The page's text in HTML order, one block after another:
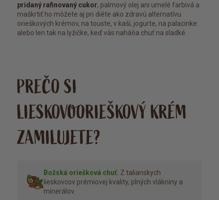
pridaný rafinovaný cukor, palmový olej ani umelé farbivá a
maškrtiť ho môžete aj pri diéte ako zdravú alternatívu
orieškových krémov, na touste, v kaši, jogurte, na palacinke
alebo len tak na lyžičke, keď vás naháňa chuť na sladké.
PREČO SI
LIESKOVOORIEŠKOVÝ KRÉM
ZAMILUJETE?
Božská oriešková chuť. Z talianskych
lieskovcov prémiovej kvality, plných vlákniny a
minerálov.